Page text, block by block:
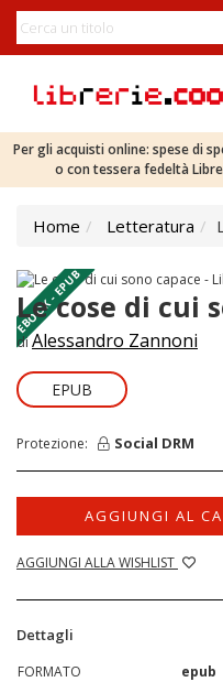
Per gli acquisti online: spese di
o con tessera fedeltà
Home Letteratura
EBOOK - EPUB
Le cose di cui
diAlessandro Zannoni
EPUB
Protezione: Social DRM
AGGIUNGI AL
AGGIUNGI ALLA WISHLIST
Dettagli
FORMATO
epub